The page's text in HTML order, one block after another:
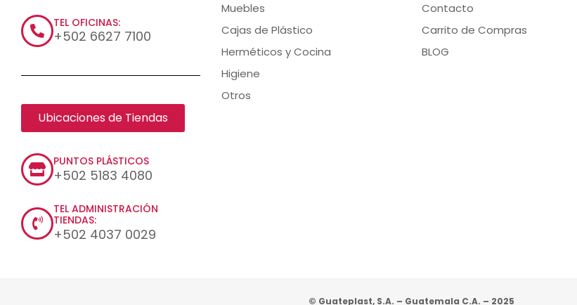
TEL OFICINAS:
+502 6627 7100
Ubicaciones de Tiendas
PUNTOS PLÁSTICOS
+502 5183 4080
TEL ADMINISTRACIÓN
TIENDAS:
+502 4037 0029
Muebles
Cajas de Plástico
Herméticos y Cocina
Higiene
Otros
Contacto
Carrito de Compras
BLOG
© Guateplast, S.A. – Guatemala C.A. – 2025